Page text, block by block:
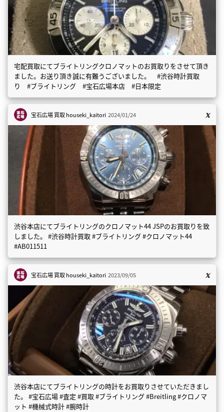
宅配買取にてブライトリングクロノマットのお買取りをさせて頂き
ました。お送り頂き誠に有難うございました。 #渋谷時計買取
り #ブライトリング #宝石広場本店 #日本限定
宝石広場 買取houseki_kaitori 2024/01/24
渋谷本店にてブライトリングのクロノマット44 JSPのお買取りを致
しました。 #渋谷時計買取 #ブライトリング #クロノマット44
#AB011511
宝石広場 買取houseki_kaitori 2023/09/05
渋谷本店にてブライトリングの時計をお買取りさせていただきまし
た。 #宝石広場 #査定 #買取 #ブライトリング #Breitling #クロノマ
ット #機械式時計 #腕時計